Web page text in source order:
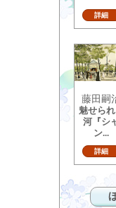
詳細
藤田嗣
魅せら
河『シ
ン...
詳細